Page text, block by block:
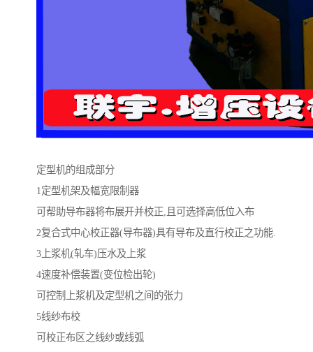
定型机的组成部分
1定型机架及幅宽限制器
可帮助导布器将布展开并校正,且可选择高低位入布
2复合式中心校正器(导布器)具有导布及直行校正之功能.
3上浆机(轧车)压水及上浆
4速度补偿装置(变位检出轮)
可控制上浆机及定型机之间的张力
5线纱布校
可校正布区之线纱或线弧